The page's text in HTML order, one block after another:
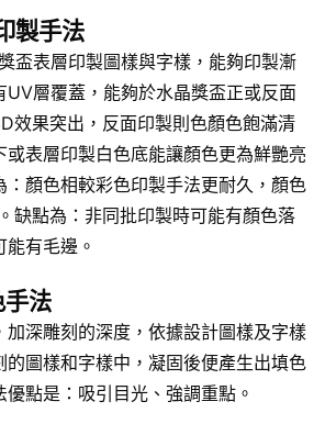
製手法
盃表層印製圖樣與字樣，能夠印製漸
UV層覆蓋，能夠於水晶獎盃正或反面
效果突出，反面印製則色顏色飽滿清
或表層印製白色底能讓顏色更為鮮艷亮
：顏色相較彩色印製手法更耐久，顏色
缺點為：非同批印製時可能有顏色落
有毛邊。
手法
加深雕刻的深度，依據設計圖樣及字樣
的圖樣和字樣中，凝固後便產生出填色
點是：吸引目光、強調重點。